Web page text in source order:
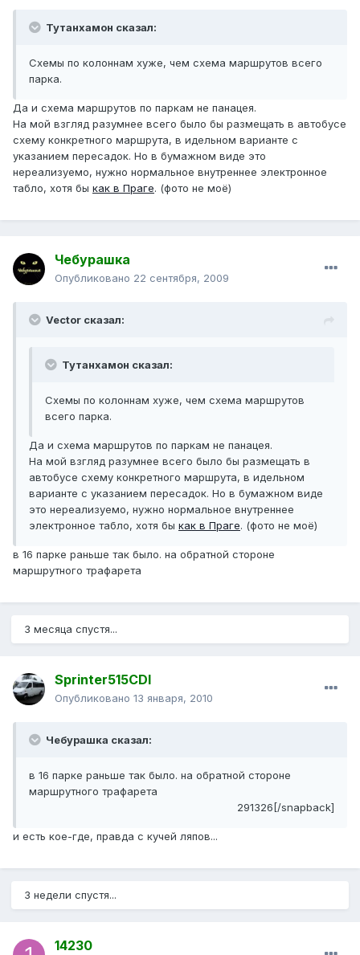
Тутанхамон сказал:
Схемы по колоннам хуже, чем схема маршрутов всего
парка.
Да и схема маршрутов по паркам не панацея.
На мой взгляд разумнее всего было бы размещать в автобусе
схему конкретного маршрута, в идельном варианте с
указанием пересадок. Но в бумажном виде это
нереализуемо, нужно нормальное внутреннее электронное
табло, хотя бы как в Праге. (фото не моё)
Чебурашка
Опубликовано 22 сентября, 2009
Vector сказал:
Тутанхамон сказал:
Схемы по колоннам хуже, чем схема маршрутов
всего парка.
Да и схема маршрутов по паркам не панацея.
На мой взгляд разумнее всего было бы размещать в
автобусе схему конкретного маршрута, в идельном
варианте с указанием пересадок. Но в бумажном виде
это нереализуемо, нужно нормальное внутреннее
электронное табло, хотя бы как в Праге. (фото не моё)
в 16 парке раньше так было. на обратной стороне
маршрутного трафарета
3 месяца спустя...
Sprinter515CDI
Опубликовано 13 января, 2010
Чебурашка сказал:
в 16 парке раньше так было. на обратной стороне
маршрутного трафарета
291326[/snapback]
и есть кое-где, правда с кучей ляпов...
3 недели спустя...
14230